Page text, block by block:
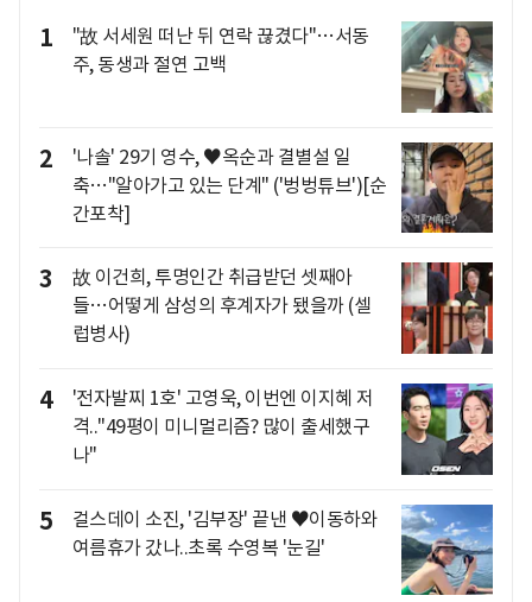
1
"故 서세원 떠난 뒤 연락 끊겼다"…서동
주, 동생과 절연 고백
2
'나솔' 29기 영수, ♥옥순과 결별설 일
축…"알아가고 있는 단계" ('벙벙튜브')[순
간포착]
3
故 이건희, 투명인간 취급받던 셋째아
들…어떻게 삼성의 후계자가 됐을까 (셀
럽병사)
4
'전자발찌 1호' 고영욱, 이번엔 이지혜 저
격.."49평이 미니멀리즘? 많이 출세했구
나"
5
걸스데이 소진, '김부장' 끝낸 ♥이동하와
여름휴가 갔나..초록 수영복 '눈길'